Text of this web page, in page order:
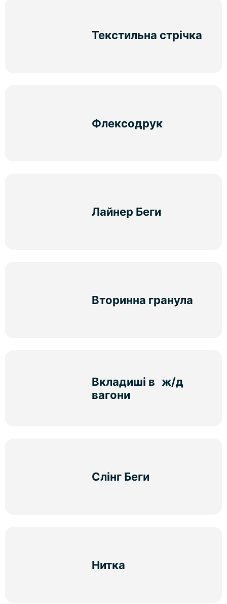
Текстильна стрічка
Флексодрук
Лайнер Беги
Вторинна гранула
Вкладиші в ж/д
вагони
Слінг Беги
Нитка